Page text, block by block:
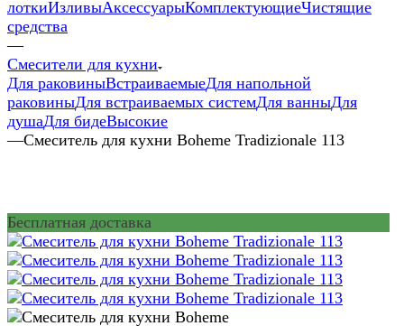
лоткиИзливыАксессуарыКомплектующиеЧистящие
средства
—
Смесители для кухни
Для раковиныВстраиваемыеДля напольной
раковиныДля встраиваемых системДля ванныДля
душаДля бидеВысокие
—Смеситель для кухни Boheme Tradizionale 113
Бесплатная доставка